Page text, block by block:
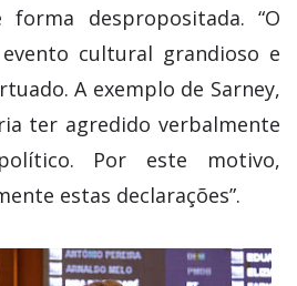
despropositada. “O
cultural grandioso e
A exemplo de Sarney,
ter agredido verbalmente
Por este motivo,
estas declarações”.